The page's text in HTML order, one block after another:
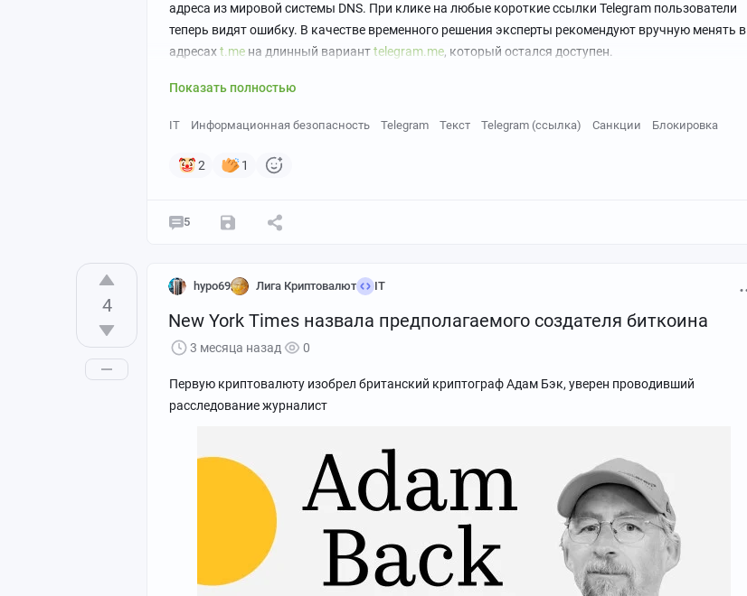
адреса из мировой системы DNS. При клике на любые короткие ссылки Telegram пользователи
теперь видят ошибку. В качестве временного решения эксперты рекомендуют вручную менять в
адресахt.me на длинный вариантtelegram.me, который остался доступен.
Показать полностью
IT Информационная безопасность Telegram Текст Telegram (ссылка) Санкции Блокировка
2 1
5
4
hypo69 Лига Криптовалют IT
New York Times назвала предполагаемого создателя биткоина
3 месяца назад 0
Первую криптовалюту изобрел британский криптограф Адам Бэк, уверен проводивший
расследование журналист